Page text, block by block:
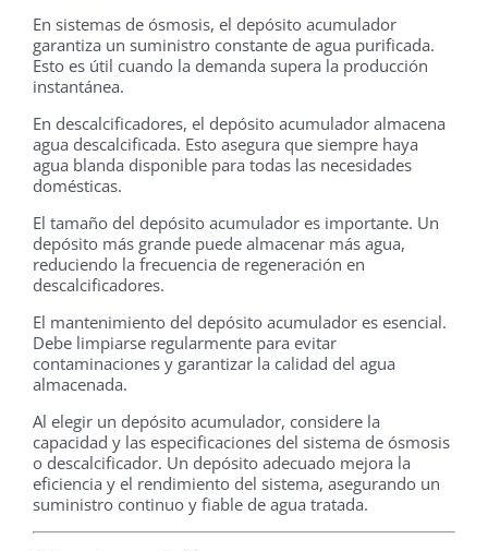
En sistemas de ósmosis, el depósito acumulador
garantiza un suministro constante de agua purificada.
Esto es útil cuando la demanda supera la producción
instantánea.
En descalcificadores, el depósito acumulador almacena
agua descalcificada. Esto asegura que siempre haya
agua blanda disponible para todas las necesidades
domésticas.
El tamaño del depósito acumulador es importante. Un
depósito más grande puede almacenar más agua,
reduciendo la frecuencia de regeneración en
descalcificadores.
El mantenimiento del depósito acumulador es esencial.
Debe limpiarse regularmente para evitar
contaminaciones y garantizar la calidad del agua
almacenada.
Al elegir un depósito acumulador, considere la
capacidad y las especificaciones del sistema de ósmosis
o descalcificador. Un depósito adecuado mejora la
eficiencia y el rendimiento del sistema, asegurando un
suministro continuo y fiable de agua tratada.